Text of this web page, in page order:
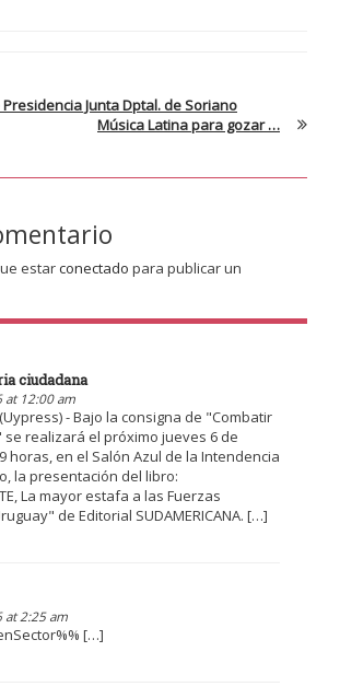
Junta Dptal. de Soriano
Música Latina para gozar …
estarconectado para publicar un
ciudadana
at 12:00 am
(Uypress) - Bajo la consigna de "Combatir
se realizará el próximo jueves 6 de
horas, en el Salón Azul de la Intendencia
la presentación del libro:
La mayor estafa a las Fuerzas
de Editorial SUDAMERICANA. […]
at 2:25 am
[…]